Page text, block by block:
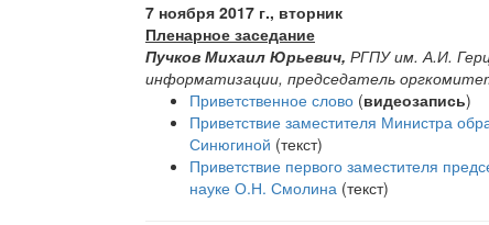
7 ноября 2017 г., вторник
Пленарное заседание
Пучков Михаил Юрьевич, РГПУ им. А.И.
информатизации, председатель
Приветственное слово (видеозапись)
Приветствие заместителя Министра
Синюгиной (текст)
Приветствие первого заместителя
науке О.Н. Смолина (текст)